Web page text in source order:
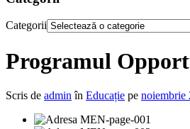
Categorii
Programul
Scris de admin în Educație pe noiembrie